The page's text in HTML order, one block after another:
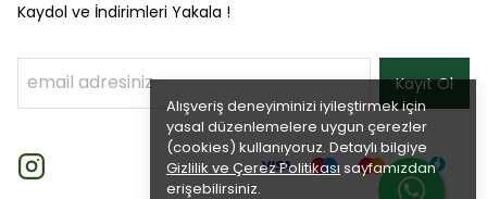
Alışveriş deneyiminizi iyileştirmek için
yasal düzenlemelere uygun çerezler
(cookies) kullanıyoruz. Detaylı bilgiye
Gizlilik ve Çerez Politikası sayfamızdan
erişebilirsiniz.
Kaydol ve İndirimleri Yakala !
Kayıt Ol